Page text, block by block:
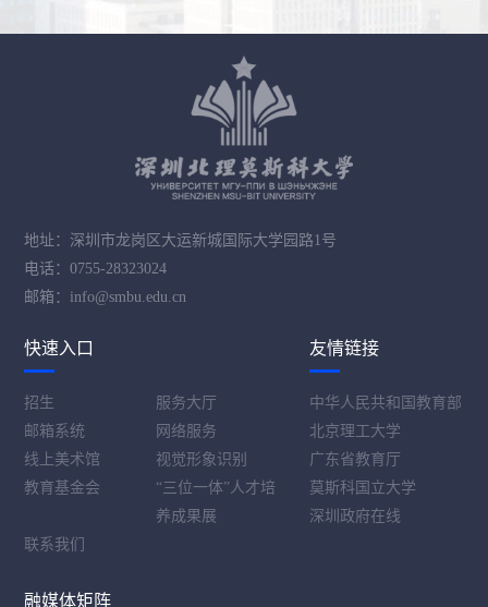
地址：深圳市龙岗区大运新城国际大学园路1号
电话：0755-28323024
邮箱：info@smbu.edu.cn
快速入口
招生
服务大厅
邮箱系统
网络服务
线上美术馆
视觉形象识别
教育基金会
“三位一体”人才培
养成果展
联系我们
友情链接
中华人民共和国教育部
北京理工大学
广东省教育厅
莫斯科国立大学
深圳政府在线
融媒体矩阵